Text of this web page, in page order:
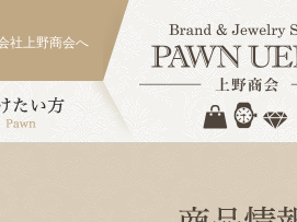
社上野商会へ